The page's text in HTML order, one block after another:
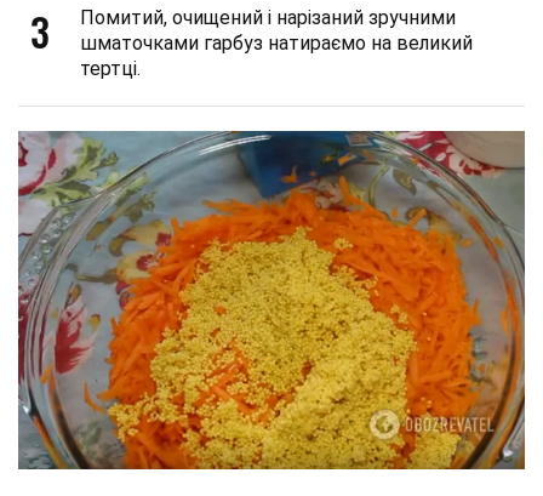
3
Помитий, очищений і нарізаний зручними
шматочками гарбуз натираємо на великий
тертці.